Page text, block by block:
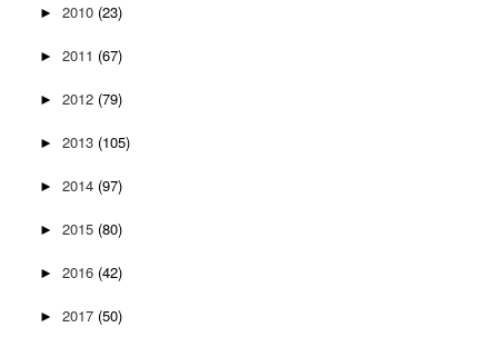
► 2010 (23)
► 2011 (67)
► 2012 (79)
► 2013 (105)
► 2014 (97)
► 2015 (80)
► 2016 (42)
► 2017 (50)